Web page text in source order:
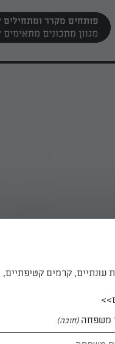
פותחים מקרר ומתחילים
עונתיים, קרמים
משפחה (חובה)